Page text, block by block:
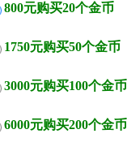
800元购买20个金币
1750元购买50个金币
3000元购买100个金币
6000元购买200个金币